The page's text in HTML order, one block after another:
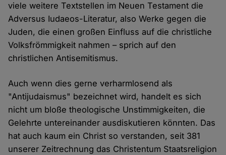
viele weitere Textstellen im Neuen Testament die
Adversus Iudaeos-Literatur, also Werke gegen die
Juden, die einen großen Einfluss auf die christliche
Volksfrömmigkeit nahmen – sprich auf den
christlichen Antisemitismus.
Auch wenn dies gerne verharmlosend als
"Antijudaismus" bezeichnet wird, handelt es sich
nicht um bloße theologische Unstimmigkeiten, die
Gelehrte untereinander ausdiskutieren könnten. Das
hat auch kaum ein Christ so verstanden, seit 381
unserer Zeitrechnung das Christentum Staatsreligion